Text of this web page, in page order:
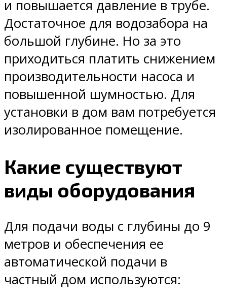
и повышается давление в трубе.
Достаточное для водозабора на
большой глубине. Но за это
приходиться платить снижением
производительности насоса и
повышенной шумностью. Для
установки в дом вам потребуется
изолированное помещение.
Какие существуют
виды оборудования
Для подачи воды с глубины до 9
метров и обеспечения ее
автоматической подачи в
частный дом используются: